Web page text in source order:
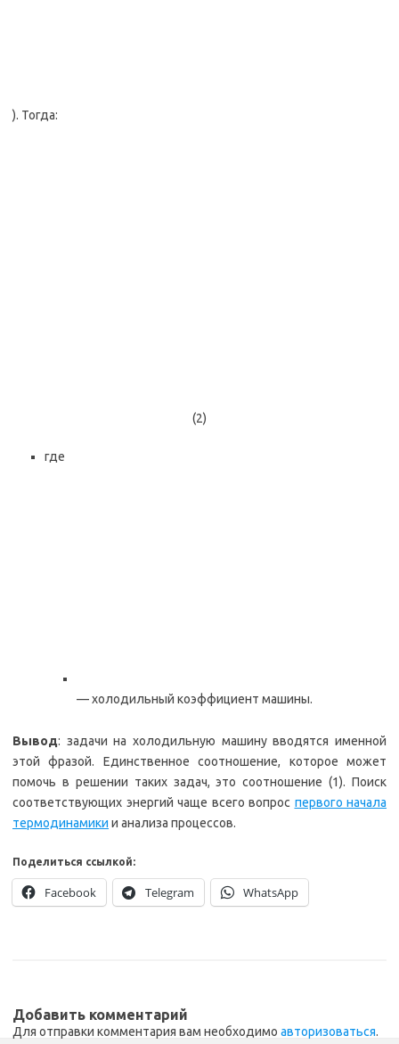
). Тогда:
(2)
где
— холодильный коэффициент машины.
Вывод: задачи на холодильную машину вводятся именной
этой фразой. Единственное соотношение, которое может
помочь в решении таких задач, это соотношение (1). Поиск
соответствующих энергий чаще всего вопрос первого начала
термодинамики и анализа процессов.
Поделиться ссылкой:
Facebook Telegram WhatsApp
Добавить комментарий
Для отправки комментария вам необходимо авторизоваться.